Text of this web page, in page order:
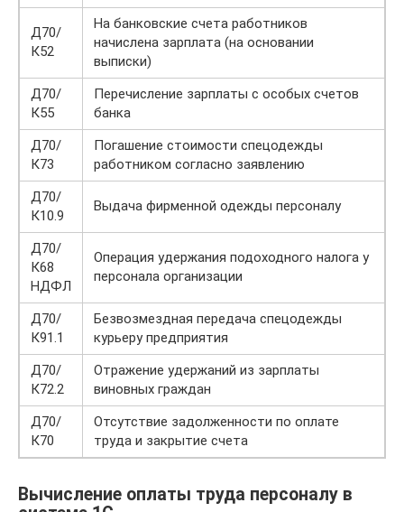
Д70/
К52
На банковские счета работников
начислена зарплата (на основании
выписки)
Д70/
К55
Перечисление зарплаты с особых счетов
банка
Д70/
К73
Погашение стоимости спецодежды
работником согласно заявлению
Д70/
К10.9
Выдача фирменной одежды персоналу
Д70/
К68
НДФЛ
Операция удержания подоходного налога у
персонала организации
Д70/
К91.1
Безвозмездная передача спецодежды
курьеру предприятия
Д70/
К72.2
Отражение удержаний из зарплаты
виновных граждан
Д70/
К70
Отсутствие задолженности по оплате
труда и закрытие счета
Вычисление оплаты труда персоналу в